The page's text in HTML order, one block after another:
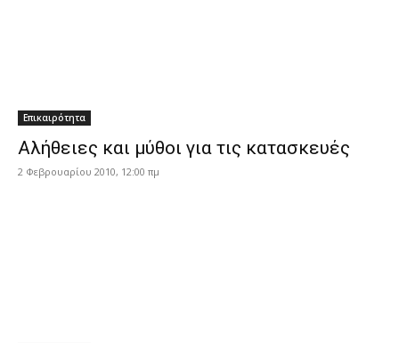
Επικαιρότητα
Αλήθειες και μύθοι για τις κατασκευές
2 Φεβρουαρίου 2010, 12:00 πμ